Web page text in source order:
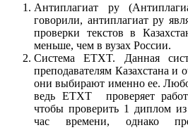
Антиплагиат ру
говорили, антиплагиат ру
проверки текстов в
меньше, чем в вузах России.
Система ETXT. Данная
преподавателям Казахстана и
они выбирают именно ее.
ведь ETXT проверяет
чтобы проверить 1 диплом
час времени, однако